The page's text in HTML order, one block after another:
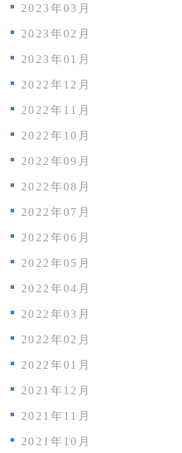
2023年03月
2023年02月
2023年01月
2022年12月
2022年11月
2022年10月
2022年09月
2022年08月
2022年07月
2022年06月
2022年05月
2022年04月
2022年03月
2022年02月
2022年01月
2021年12月
2021年11月
2021年10月